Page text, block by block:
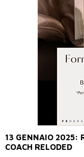
13 GENNAIO 2025:
COACH RELODED